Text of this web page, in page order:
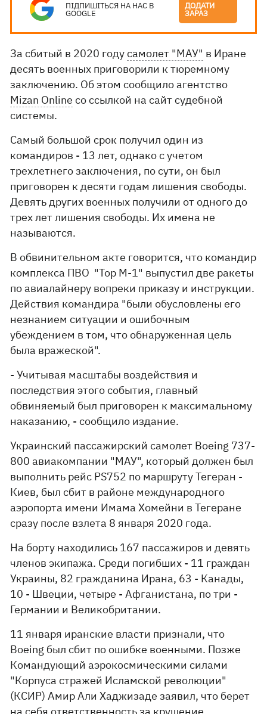
ПІДПИШІТЬСЯ НА НАС В
GOOGLE
ДОДАТИ
ЗАРАЗ
За сбитый в 2020 годусамолет "МАУ" в Иране
десять военных приговорили к тюремному
заключению. Об этом сообщило агентство
Mizan Online со ссылкой на сайт судебной
системы.
Самый большой срок получил один из
командиров - 13 лет, однако с учетом
трехлетнего заключения, по сути, он был
приговорен к десяти годам лишения свободы.
Девять других военных получили от одного до
трех лет лишения свободы. Их имена не
называются.
В обвинительном акте говорится, что командир
комплекса ПВО "Тор М-1" выпустил две ракеты
по авиалайнеру вопреки приказу и инструкции.
Действия командира "были обусловлены его
незнанием ситуации и ошибочным
убеждением в том, что обнаруженная цель
была вражеской".
- Учитывая масштабы воздействия и
последствия этого события, главный
обвиняемый был приговорен к максимальному
наказанию, - сообщило издание.
Украинский пассажирский самолет Boeing 737-
800 авиакомпании "МАУ", который должен был
выполнить рейс PS752 по маршруту Тегеран -
Киев, был сбит в районе международного
аэропорта имени Имама Хомейни в Тегеране
сразу после взлета 8 января 2020 года.
На борту находились 167 пассажиров и девять
членов экипажа. Среди погибших - 11 граждан
Украины, 82 гражданина Ирана, 63 - Канады,
10 - Швеции, четыре - Афганистана, по три -
Германии и Великобритании.
11 января иранские власти признали, что
Boeing был сбит по ошибке военными. Позже
Командующий аэрокосмическими силами
"Корпуса стражей Исламской революции"
(КСИР) Амир Али Хаджизаде заявил, что берет